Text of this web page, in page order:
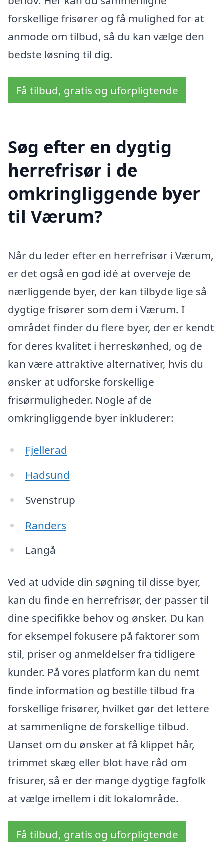
forskellige frisører og få mulighed for at
anmode om tilbud, så du kan vælge den
bedste løsning til dig.
Få tilbud, gratis og uforpligtende
Søg efter en dygtig
herrefrisør i de
omkringliggende byer
til Værum?
Når du leder efter en herrefrisør i Værum,
er det også en god idé at overveje de
nærliggende byer, der kan tilbyde lige så
dygtige frisører som dem i Værum. I
området finder du flere byer, der er kendt
for deres kvalitet i herreskønhed, og de
kan være attraktive alternativer, hvis du
ønsker at udforske forskellige
frisørmuligheder. Nogle af de
omkringliggende byer inkluderer:
Fjellerad
Hadsund
Svenstrup
Randers
Langå
Ved at udvide din søgning til disse byer,
kan du finde en herrefrisør, der passer til
dine specifikke behov og ønsker. Du kan
for eksempel fokusere på faktorer som
stil, priser og anmeldelser fra tidligere
kunder. På vores platform kan du nemt
finde information og bestille tilbud fra
forskellige frisører, hvilket gør det lettere
at sammenligne de forskellige tilbud.
Uanset om du ønsker at få klippet hår,
trimmet skæg eller blot have råd om
frisurer, så er der mange dygtige fagfolk
at vælge imellem i dit lokalområde.
Få tilbud, gratis og uforpligtende